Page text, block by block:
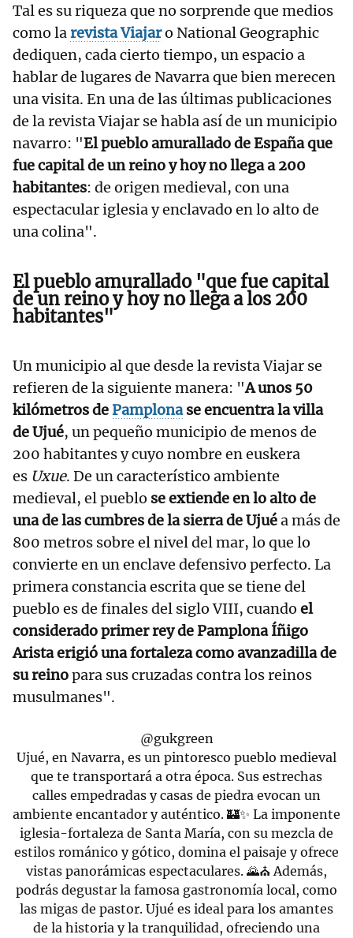
Tal es su riqueza que no sorprende que medios
como larevista Viajaro National Geographic
dediquen, cada cierto tiempo, un espacio a
hablar de lugares de Navarra que bien merecen
una visita. En una de las últimas publicaciones
de la revista Viajar se habla así de un municipio
navarro: "El pueblo amurallado de España que
fue capital de un reino y hoy no llega a 200
habitantes: de origen medieval, con una
espectacular iglesia y enclavado en lo alto de
una colina".
El pueblo amurallado "que fue capital
de un reino y hoy no llega a los 200
habitantes"
Un municipio al que desde la revista Viajar se
refieren de la siguiente manera: "A unos 50
kilómetros dePamplonase encuentra la villa
de Ujué, un pequeño municipio de menos de
200 habitantes y cuyo nombre en euskera
es Uxue. De un característico ambiente
medieval, el pueblo se extiende en lo alto de
una de las cumbres de la sierra de Ujuéa más de
800 metros sobre el nivel del mar, lo que lo
convierte en un enclave defensivo perfecto. La
primera constancia escrita que se tiene del
pueblo es de finales del siglo VIII, cuando el
considerado primer rey de Pamplona Íñigo
Arista erigió una fortaleza como avanzadilla de
su reinopara sus cruzadas contra los reinos
musulmanes".
@gukgreen
Ujué, en Navarra, es un pintoresco pueblo medieval
que te transportará a otra época. Sus estrechas
calles empedradas y casas de piedra evocan un
ambiente encantador y auténtico. 🏰✨ La imponente
iglesia-fortaleza de Santa María, con su mezcla de
estilos románico y gótico, domina el paisaje y ofrece
vistas panorámicas espectaculares. 🌄⛪ Además,
podrás degustar la famosa gastronomía local, como
las migas de pastor. Ujué es ideal para los amantes
de la historia y la tranquilidad, ofreciendo una